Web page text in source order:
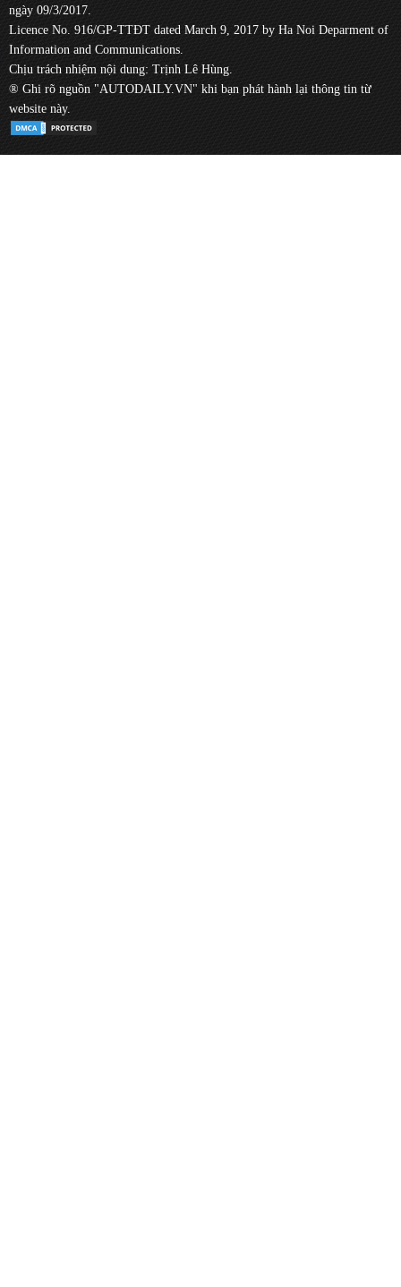
ngày 09/3/2017.
Licence No. 916/GP-TTĐT dated March 9, 2017 by Ha Noi Deparment of
Information and Communications.
Chịu trách nhiệm nội dung: Trịnh Lê Hùng.
® Ghi rõ nguồn "AUTODAILY.VN" khi bạn phát hành lại thông tin từ
website này.